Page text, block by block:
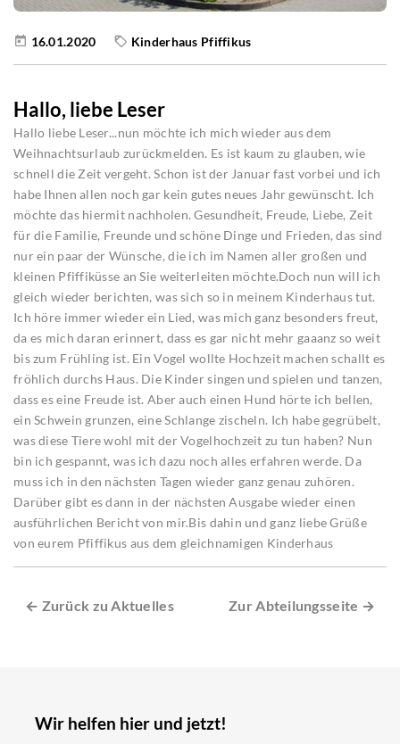
16.01.2020 Kinderhaus Pfiffikus
Hallo, liebe Leser
Hallo liebe Leser...nun möchte ich mich wieder aus dem
Weihnachtsurlaub zurückmelden. Es ist kaum zu glauben, wie
schnell die Zeit vergeht. Schon ist der Januar fast vorbei und ich
habe Ihnen allen noch gar kein gutes neues Jahr gewünscht. Ich
möchte das hiermit nachholen. Gesundheit, Freude, Liebe, Zeit
für die Familie, Freunde und schöne Dinge und Frieden, das sind
nur ein paar der Wünsche, die ich im Namen aller großen und
kleinen Pfiffiküsse an Sie weiterleiten möchte.Doch nun will ich
gleich wieder berichten, was sich so in meinem Kinderhaus tut.
Ich höre immer wieder ein Lied, was mich ganz besonders freut,
da es mich daran erinnert, dass es gar nicht mehr gaaanz so weit
bis zum Frühling ist. Ein Vogel wollte Hochzeit machen schallt es
fröhlich durchs Haus. Die Kinder singen und spielen und tanzen,
dass es eine Freude ist. Aber auch einen Hund hörte ich bellen,
ein Schwein grunzen, eine Schlange zischeln. Ich habe gegrübelt,
was diese Tiere wohl mit der Vogelhochzeit zu tun haben? Nun
bin ich gespannt, was ich dazu noch alles erfahren werde. Da
muss ich in den nächsten Tagen wieder ganz genau zuhören.
Darüber gibt es dann in der nächsten Ausgabe wieder einen
ausführlichen Bericht von mir.Bis dahin und ganz liebe Grüße
von eurem Pfiffikus aus dem gleichnamigen Kinderhaus
← Zurück zu Aktuelles Zur Abteilungsseite →
Wir helfen hier und jetzt!